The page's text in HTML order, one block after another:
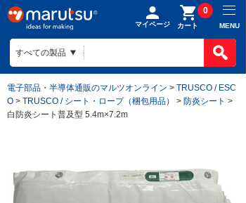
マイページ カート
0
MENU
電子部品・半導体通販のマルツオンライン > TRUSCO / ESC
O > TRUSCO / シート・ロープ（梱包用品） > 防炎シート >
白防炎シート普及型 5.4m×7.2m